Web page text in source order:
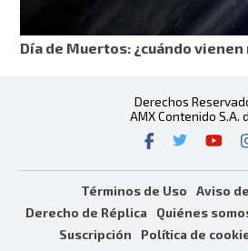
Día de Muertos: ¿cuándo
Derechos
AMX Contenido S.A.
Términos de Uso
Aviso
Derecho de Réplica
Quiénes
Suscripción
Política de